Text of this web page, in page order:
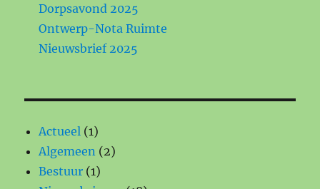
Dorpsavond 2025
Ontwerp-Nota Ruimte
Nieuwsbrief 2025
Actueel (1)
Algemeen (2)
Bestuur (1)